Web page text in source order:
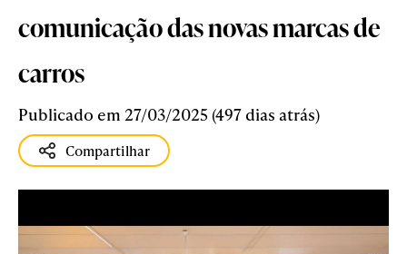
comunicação das novas marcas de
carros
Publicado em 27/03/2025 (497 dias atrás)
Compartilhar